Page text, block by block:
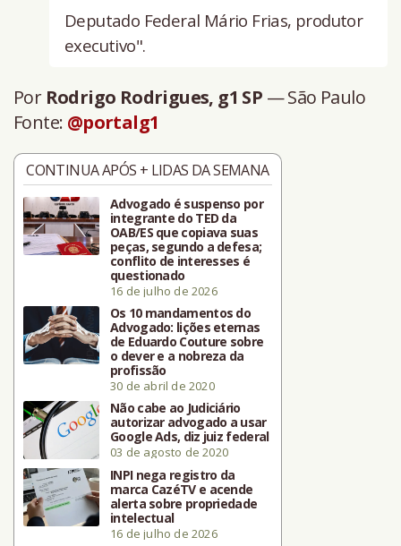
Deputado Federal Mário Frias, produtor
executivo".
PorRodrigo Rodrigues, g1 SP — São Paulo
Fonte: @portalg1
CONTINUA APÓS + LIDAS DA SEMANA
Advogado é suspenso por
integrante do TED da
OAB/ES que copiava suas
peças, segundo a defesa;
conflito de interesses é
questionado
16 de julho de 2026
Os 10 mandamentos do
Advogado: lições eternas
de Eduardo Couture sobre
o dever e a nobreza da
profissão
30 de abril de 2020
Não cabe ao Judiciário
autorizar advogado a usar
Google Ads, diz juiz federal
03 de agosto de 2020
INPI nega registro da
marca CazéTV e acende
alerta sobre propriedade
intelectual
16 de julho de 2026